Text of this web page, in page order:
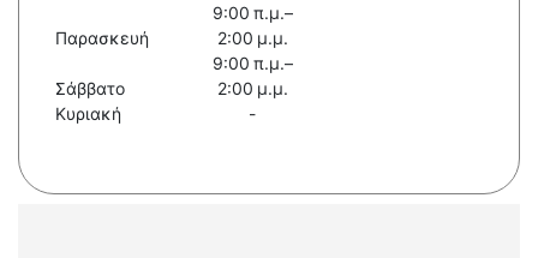
Παρασκευή
9:00 π.μ.–
2:00 μ.μ.
Σάββατο
9:00 π.μ.–
2:00 μ.μ.
Κυριακή
-